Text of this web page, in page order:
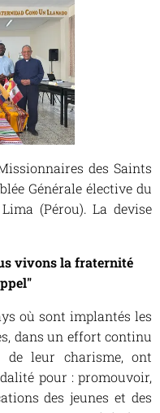
des Saints
Générale élective du
(Pérou). La devise
vivons la fraternité
où sont implantés les
dans un effort continu
de leur charisme, ont
pour : promouvoir,
des jeunes et des